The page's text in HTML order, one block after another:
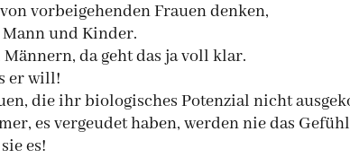
vorbeigehenden Frauen denken,
Mann und Kinder.
da geht das ja voll klar.
er will!
die ihr biologisches Potenzial nicht
es vergeudet haben, werden nie das
es!